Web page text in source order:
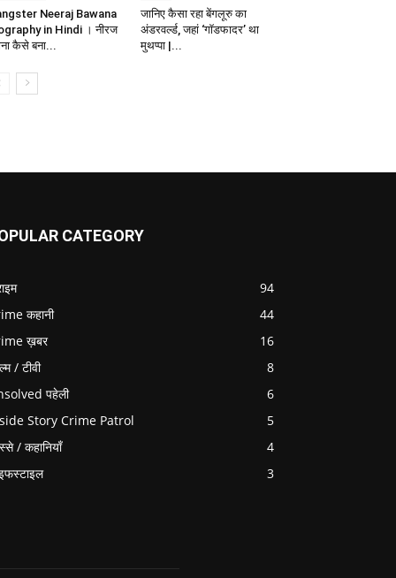
Neeraj Bawana
in Hindi । नीरज
कैसे बना...
जानिए कैसा रहा बेंगलूरु का
अंडरवर्ल्ड, जहां ‘गॉडफादर’ था
मुथप्पा |...
CATEGORY
94
कहानी
44
ख़बर
16
/ टीवी
8
पहेली
6
Story Crime Patrol
5
/ कहानियाँ
4
3